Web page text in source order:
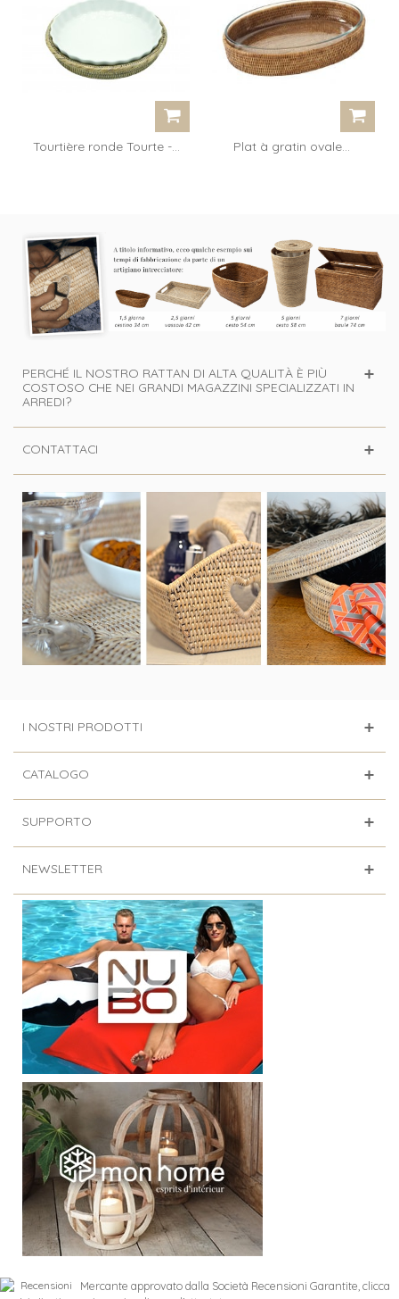
Tourtière ronde Tourte -... Plat à gratin ovale...
PERCHÉ IL NOSTRO RATTAN DI ALTA QUALITÀ È PIÙ
COSTOSO CHE NEI GRANDI MAGAZZINI SPECIALIZZATI IN
ARREDI?
CONTATTACI
I NOSTRI PRODOTTI
CATALOGO
SUPPORTO
NEWSLETTER
Mercante approvato dalla Società Recensioni Garantite,clicca